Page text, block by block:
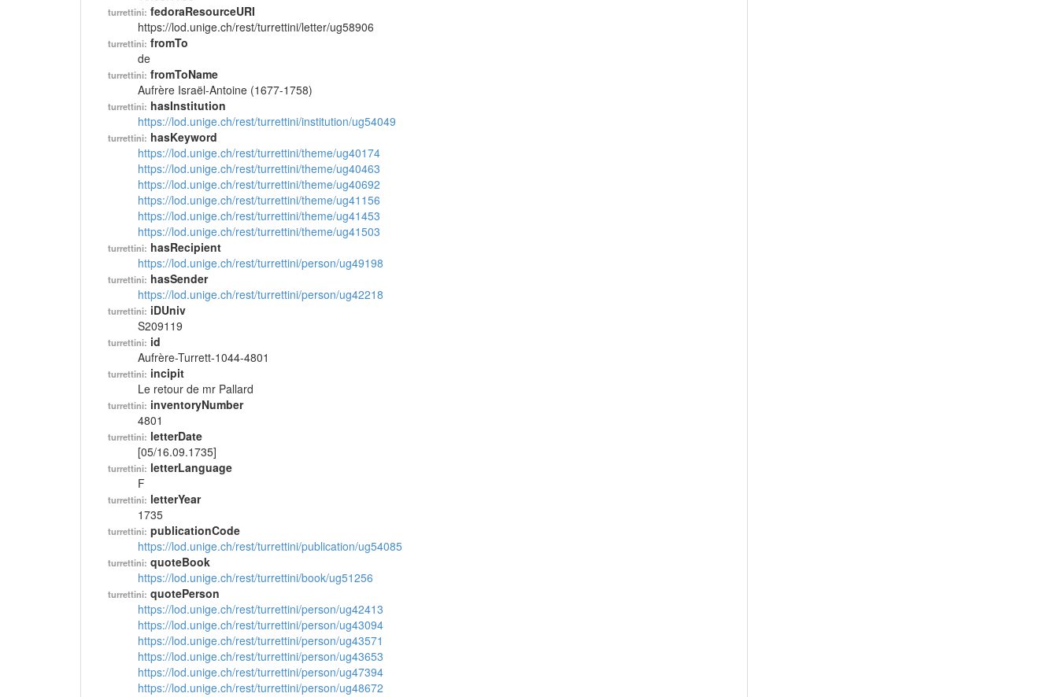
turrettini: fedoraResourceURI
https://lod.unige.ch/rest/turrettini/letter/ug58906
turrettini: fromTo
de
turrettini: fromToName
Aufrère Israël-Antoine (1677-1758)
turrettini: hasInstitution
https://lod.unige.ch/rest/turrettini/institution/ug54049
turrettini: hasKeyword
https://lod.unige.ch/rest/turrettini/theme/ug40174
https://lod.unige.ch/rest/turrettini/theme/ug40463
https://lod.unige.ch/rest/turrettini/theme/ug40692
https://lod.unige.ch/rest/turrettini/theme/ug41156
https://lod.unige.ch/rest/turrettini/theme/ug41453
https://lod.unige.ch/rest/turrettini/theme/ug41503
turrettini: hasRecipient
https://lod.unige.ch/rest/turrettini/person/ug49198
turrettini: hasSender
https://lod.unige.ch/rest/turrettini/person/ug42218
turrettini: iDUniv
S209119
turrettini: id
Aufrère-Turrett-1044-4801
turrettini: incipit
Le retour de mr Pallard
turrettini: inventoryNumber
4801
turrettini: letterDate
[05/16.09.1735]
turrettini: letterLanguage
F
turrettini: letterYear
1735
turrettini: publicationCode
https://lod.unige.ch/rest/turrettini/publication/ug54085
turrettini: quoteBook
https://lod.unige.ch/rest/turrettini/book/ug51256
turrettini: quotePerson
https://lod.unige.ch/rest/turrettini/person/ug42413
https://lod.unige.ch/rest/turrettini/person/ug43094
https://lod.unige.ch/rest/turrettini/person/ug43571
https://lod.unige.ch/rest/turrettini/person/ug43653
https://lod.unige.ch/rest/turrettini/person/ug47394
https://lod.unige.ch/rest/turrettini/person/ug48672